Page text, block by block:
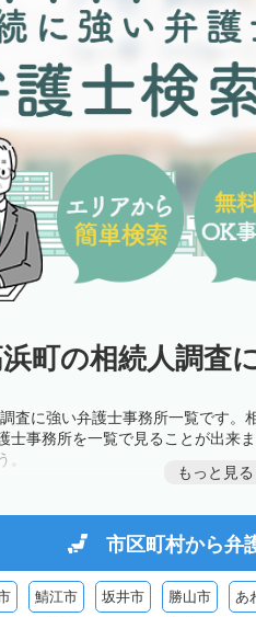
町の相続人調査
査に強い弁護士事務所一覧です
士事務所を一覧で見ることが出来
もっと見る
市区町村から弁
鯖江市 坂井市 勝山市 あ